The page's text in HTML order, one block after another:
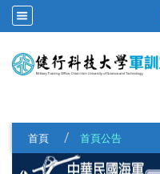
首頁 首頁公告